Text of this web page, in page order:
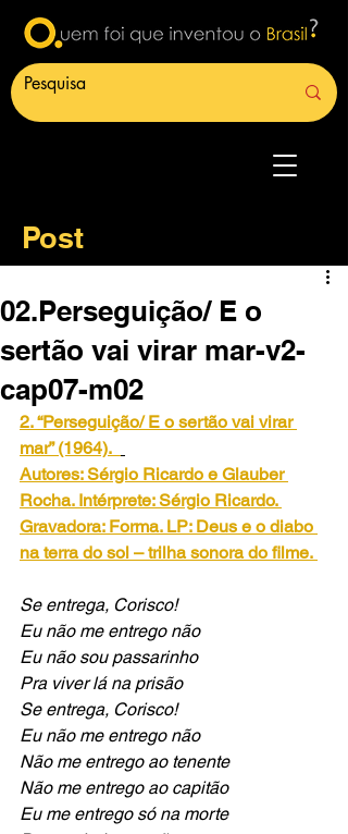
Post
02.Perseguição/ E o
sertão vai virar mar-v2-
cap07-m02
2. “Perseguição/ E o sertão vai virar
mar” (1964).
Autores: Sérgio Ricardo e Glauber
Rocha. Intérprete: Sérgio Ricardo.
Gravadora: Forma. LP: Deus e o diabo
na terra do sol – trilha sonora do filme.
Se entrega, Corisco!
Eu não me entrego não
Eu não sou passarinho
Pra viver lá na prisão
Se entrega, Corisco!
Eu não me entrego não
Não me entrego ao tenente
Não me entrego ao capitão
Eu me entrego só na morte